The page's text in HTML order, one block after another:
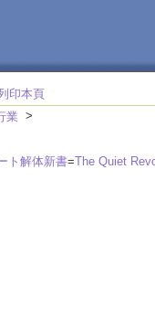
印本頁
業 >
ト解体新書=The Quiet